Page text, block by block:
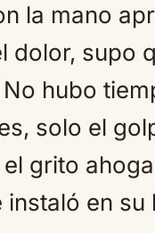
la mano
dolor, supo
hubo
solo el
grito
en